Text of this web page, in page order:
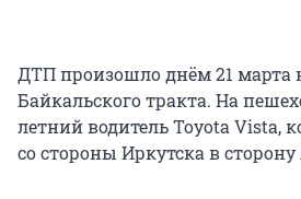
ДТП произошло днём 21 марта
Байкальского тракта. На
летний водитель Toyota Vista,
со стороны Иркутска в